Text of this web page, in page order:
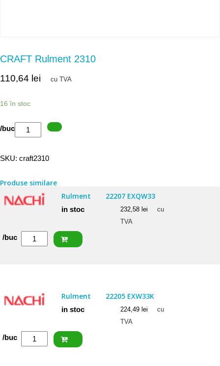
CRAFT Rulment 2310
110,64 lei cu TVA
16 în stoc
Cantitate
CRAFT
/buc
SKU: craft2310
Produse similare
Rulment
22207 EXQW33
in stoc 232,58 lei
cu
TVA
Cantitate
NACHI
/buc
Rulment 22205 EXW33K
in stoc 224,49 lei
cu
TVA
Cantitate
NACHI
/buc